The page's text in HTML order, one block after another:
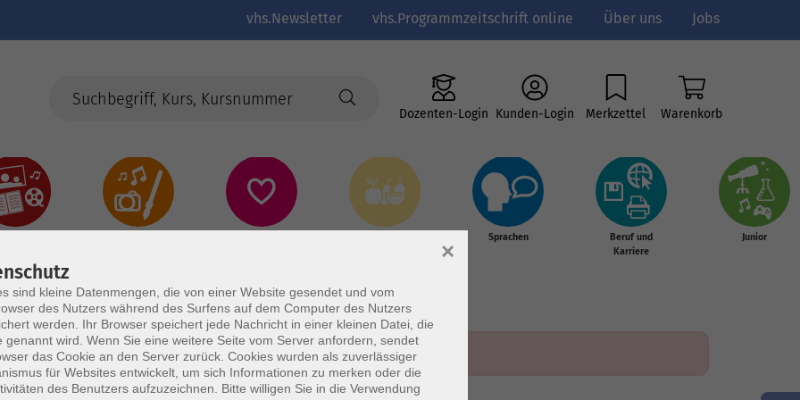
vhs.Newsletter vhs.Programmzeitschrift online Über uns Jobs
Dozenten-Login Kunden-Login Merkzettel Warenkorb
Sprachen
Beruf und
Karriere
Junior
sind kleine Datenmengen, die von einer Website gesendet und vom
des Nutzers während des Surfens auf dem Computer des Nutzers
werden. Ihr Browser speichert jede Nachricht in einer kleinen Datei, die
genannt wird. Wenn Sie eine weitere Seite vom Server anfordern, sendet
das Cookie an den Server zurück. Cookies wurden als zuverlässiger
für Websites entwickelt, um sich Informationen zu merken oder die
des Benutzers aufzuzeichnen. Bitte willigen Sie in die Verwendung
×